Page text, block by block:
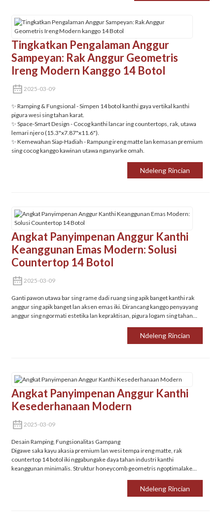
Tingkatkan Pengalaman Anggur
Sampeyan: Rak Anggur Geometris
Ireng Modern Kanggo 14 Botol
2025-03-09
✨ ‌Ramping & Fungsional‌ - Simpen 14 botol kanthi gaya vertikal kanthi
pigura wesi sing tahan karat.
✨ ‌Space-Smart Design‌ - Cocog kanthi lancar ing countertops, rak, utawa
lemari njero (15.3"x7.87"x11.6").
✨ Kemewahan Siap-Hadiah‌ - Rampung ireng matte lan kemasan premium
sing cocog kanggo kawinan utawa nganyarke omah.
Ndeleng Rincian
Angkat Panyimpenan Anggur Kanthi
Keanggunan Emas Modern: Solusi
Countertop 14 Botol
2025-03-09
Ganti pawon utawa bar sing rame dadi ruang sing apik banget kanthi rak
anggur sing apik banget lan aksen emas iki. Dirancang kanggo penyayang
anggur sing ngormati estetika lan kepraktisan, pigura logam sing tahan
Ndeleng Rincian
Angkat Panyimpenan Anggur Kanthi
Kesederhanaan Modern
2025-03-09
‌Desain Ramping, Fungsionalitas Gampang
Digawe saka kayu akasia premium lan wesi tempa ireng matte, rak
countertop 14 botol iki nggabungake daya tahan industri kanthi
keanggunan minimalis. Struktur honeycomb geometris ngoptimalake
Ndeleng Rincian